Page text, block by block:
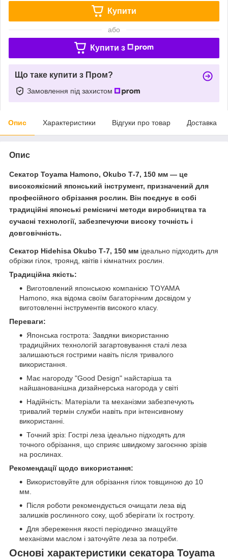
Купити
або
Купити з
Що таке купити з Пром?
Замовлення під захистом
Опис Характеристики Відгуки про товар Доставка
Опис
Секатор Toyama Hamono, Okubo Т-7, 150 мм — це
високоякісний японський інструмент, призначений для
професійного обрізання рослин. Він поєднує в собі
традиційні японські ремісничі методи виробництва та
сучасні технології, забезпечуючи високу точність і
довговічність.
Cекатор Hidehisa Okubo Т-7, 150 мм ідеально підходить для
обрізки гілок, троянд, квітів і кімнатних рослин.
Традиційна якість:
Виготовлений японською компанією TOYAMA
Hamono, яка відома своїм багаторічним досвідом у
виготовленні інструментів високого класу.
Переваги:
Японська гострота: Завдяки використанню
традиційних технологій загартовування сталі леза
залишаються гострими навіть після тривалого
використання.
Має нагороду "Good Design" найстаріша та
найшанованішна дизайнерська нагорода у світі
Надійність: Матеріали та механізми забезпечують
тривалий термін служби навіть при інтенсивному
використанні.
Точний зріз: Гострі леза ідеально підходять для
точного обрізання, що сприяє швидкому загоєнню зрізів
на рослинах.
Рекомендації щодо використання:
Використовуйте для обрізання гілок товщиною до 10
мм.
Після роботи рекомендується очищати леза від
залишків рослинного соку, щоб зберігати їх гостроту.
Для збереження якості періодично змащуйте
механізми маслом і заточуйте леза за потреби.
Основі характеристики секатора Toyama